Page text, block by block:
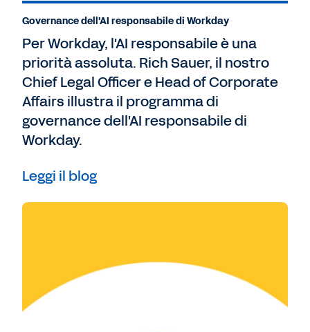
impatto enorme sulle aziende a livello
globale.
Ma con tutto ciò che sappiamo, e che
ancora non sappiamo, su AI e ML, può
essere difficile capire quale sia il loro vero
potenziale.
Dott. Rumman Chowdhury:
appropriato e corretto, questa tecnologia
Quello che stiamo cercando di capire è
successo.
Governance dell'AI responsabile di Workday
Per Workday, l'AI responsabile è una
priorità assoluta. Rich Sauer, il nostro
Chief Legal Officer e Head of Corporate
Affairs illustra il programma di
governance dell'AI responsabile di
Workday.
Leggi il blog